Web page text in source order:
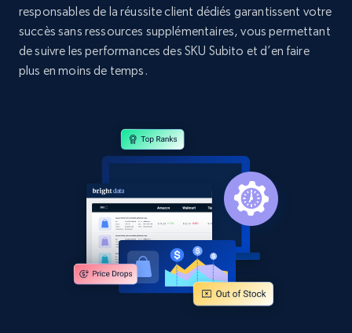
2.1K+ 355+ Commencer
price, Currency, Availability, Reviews count, and
Commencer
Amazon products global dataset - Collects
products by specific category URL
Title, Seller name, Brand, Description, Initial
responsables de la réussite client dédiés garantissent votre
succès sans ressources supplémentaires, vous permettant
de suivre les performances des SKU Subito et d’en faire
plus en moins de temps.